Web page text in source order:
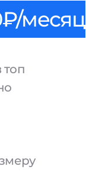
месяц
топ